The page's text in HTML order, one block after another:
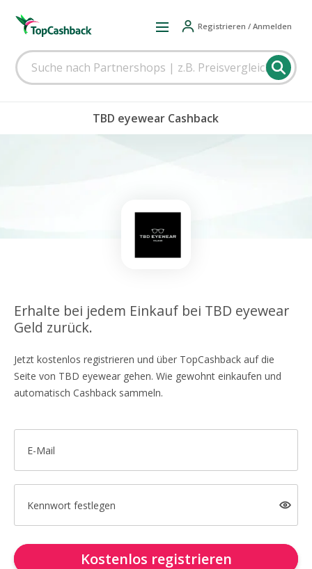
Registrieren / Anmelden
TBD eyewear Cashback
Erhalte bei jedem Einkauf bei TBD eyewear
Geld zurück.
Jetzt kostenlos registrieren und über TopCashback auf die
Seite von TBD eyewear gehen. Wie gewohnt einkaufen und
automatisch Cashback sammeln.
E-Mail
Kennwort festlegen
Kostenlos registrieren